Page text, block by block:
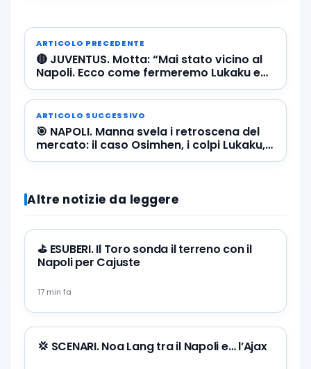
ARTICOLO PRECEDENTE
🔴 JUVENTUS. Motta: “Mai stato vicino al
Napoli. Ecco come fermeremo Lukaku e
Kvaratskhelia”
ARTICOLO SUCCESSIVO
🎯 NAPOLI. Manna svela i retroscena del
mercato: il caso Osimhen, i colpi Lukaku,
Gilmour e McTominay, e…
Altre notizie da leggere
⛳ ESUBERI. Il Toro sonda il terreno con il
Napoli per Cajuste
17 min fa
💢 SCENARI. Noa Lang tra il Napoli e… l’Ajax